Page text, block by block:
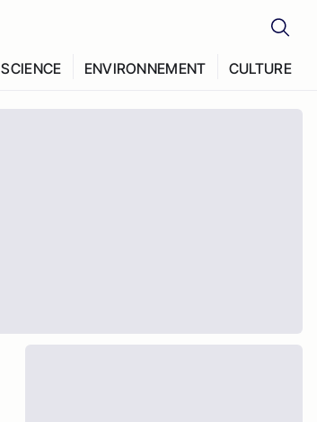
SCIENCE ENVIRONNEMENT CULTURE